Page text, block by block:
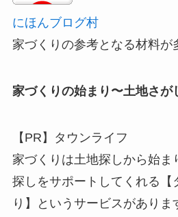
にほんブログ村
家づくりの参考となる材料が
家づくりの始まり〜土地さが
【PR】タウンライフ
家づくりは土地探しから始ま
探しをサポートしてくれる【
り】というサービスがありま